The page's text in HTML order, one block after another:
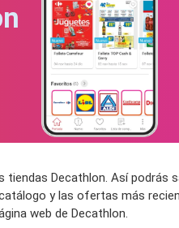
Decathlon. Así podrás
y las ofertas más
web de Decathlon.